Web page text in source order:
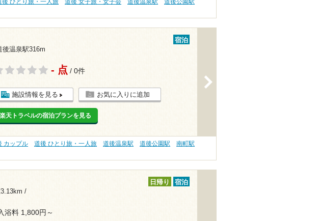
後 ひとり旅・一人旅 道後 女子旅・女子会 道後温泉駅
道後公園駅
後温泉駅316m
宿泊
- 点 / 0件
施設情報を見る お気に入りに追加
楽天トラベルの宿泊プランを見る
カップル 道後 ひとり旅・一人旅 道後温泉駅 道後公園駅
南町駅
/
日帰り 宿泊
浴料 1,800円～